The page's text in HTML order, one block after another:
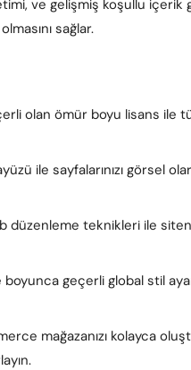
ve gelişmiş koşullu içerik
sağlar.
olan ömür boyu lisans ile
ile sayfalarınızı görsel
düzenleme teknikleri ile
boyunca geçerli global stil
mağazanızı kolayca